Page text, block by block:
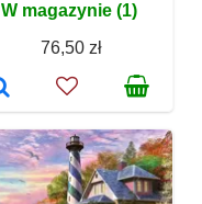
W magazynie (1)
76,50 zł